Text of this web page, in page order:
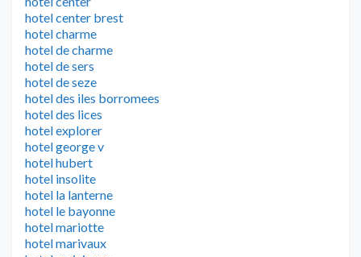
hotel center brest
hotel charme
hotel de charme
hotel de sers
hotel de seze
hotel des iles borromees
hotel des lices
hotel explorer
hotel george v
hotel hubert
hotel insolite
hotel la lanterne
hotel le bayonne
hotel mariotte
hotel marivaux